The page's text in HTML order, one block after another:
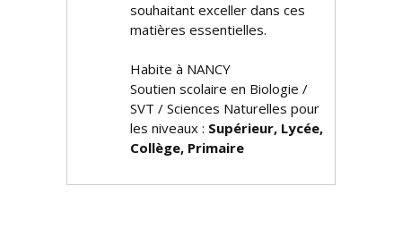
souhaitant exceller dans ces
matières essentielles.
Habite à NANCY
Soutien scolaire en Biologie /
SVT / Sciences Naturelles pour
les niveaux : Supérieur, Lycée,
Collège, Primaire